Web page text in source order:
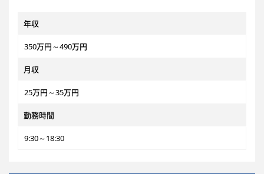
年収
350万円～490万円
月収
25万円～35万円
勤務時間
9:30～18:30